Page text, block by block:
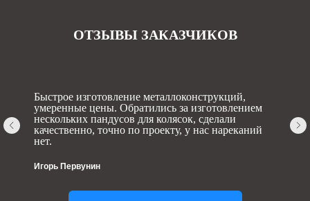
ОТЗЫВЫ ЗАКАЗЧИКОВ
Быстрое изготовление металлоконструкций,
умеренные цены. Обратились за изготовлением
нескольких пандусов для колясок, сделали
качественно, точно по проекту, у нас нареканий
нет.
Игорь Первунин